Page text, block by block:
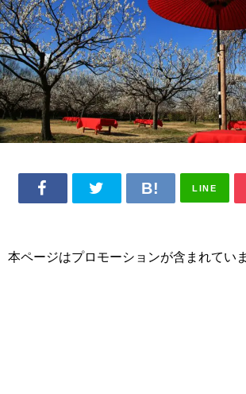
LINE
本ページはプロモーションが含まれてい